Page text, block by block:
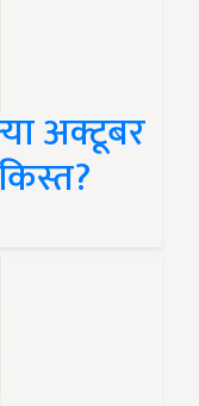
अक्टूबर